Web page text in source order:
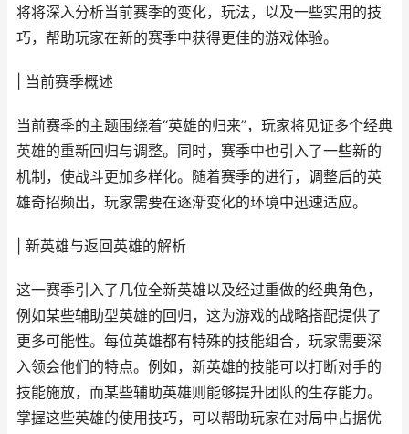
将将深入分析当前赛季的变化，玩法，以及一些实用的技
巧，帮助玩家在新的赛季中获得更佳的游戏体验。
| 当前赛季概述
当前赛季的主题围绕着“英雄的归来”，玩家将见证多个经典
英雄的重新回归与调整。同时，赛季中也引入了一些新的
机制，使战斗更加多样化。随着赛季的进行，调整后的英
雄奇招频出，玩家需要在逐渐变化的环境中迅速适应。
| 新英雄与返回英雄的解析
这一赛季引入了几位全新英雄以及经过重做的经典角色，
例如某些辅助型英雄的回归，这为游戏的战略搭配提供了
更多可能性。每位英雄都有特殊的技能组合，玩家需要深
入领会他们的特点。例如，新英雄的技能可以打断对手的
技能施放，而某些辅助英雄则能够提升团队的生存能力。
掌握这些英雄的使用技巧，可以帮助玩家在对局中占据优